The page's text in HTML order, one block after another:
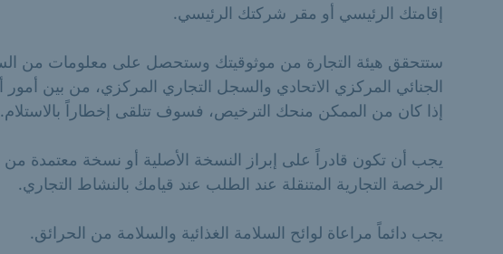
إقامتك الرئيسي أو مقر شركتك الرئيسي.
ستتحقق هيئة التجارة من موثوقيتك وستحصل على معلومات من
الجنائي المركزي الاتحادي والسجل التجاري المركزي، من بين
إذا كان من الممكن منحك الترخيص، فسوف تتلقى إخطاراً بالاستلام.
يجب أن تكون قادراً على إبراز النسخة الأصلية أو نسخة معتمدة من
الرخصة التجارية المتنقلة عند الطلب عند قيامك بالنشاط التجاري.
يجب دائماً مراعاة لوائح السلامة الغذائية والسلامة من الحرائق.